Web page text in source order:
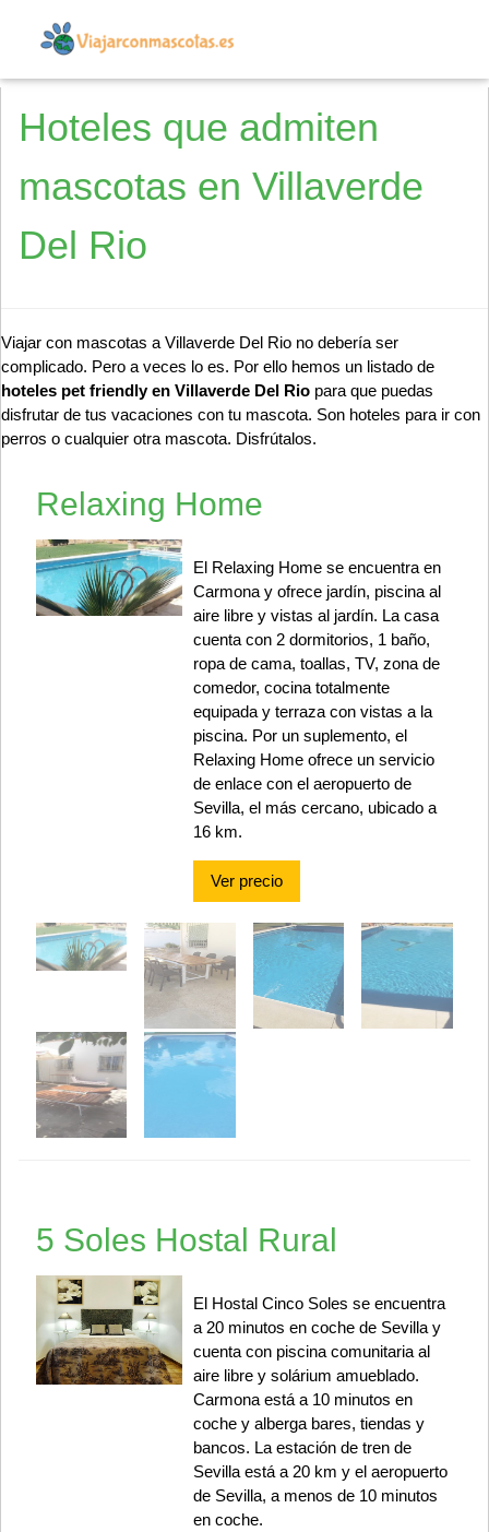
Hoteles que admiten
mascotas en Villaverde
Del Rio
Viajar con mascotas a Villaverde Del Rio no debería ser
complicado. Pero a veces lo es. Por ello hemos un listado de
hoteles pet friendly en Villaverde Del Rio para que puedas
disfrutar de tus vacaciones con tu mascota. Son hoteles para ir con
perros o cualquier otra mascota. Disfrútalos.
Relaxing Home
El Relaxing Home se encuentra en
Carmona y ofrece jardín, piscina al
aire libre y vistas al jardín. La casa
cuenta con 2 dormitorios, 1 baño,
ropa de cama, toallas, TV, zona de
comedor, cocina totalmente
equipada y terraza con vistas a la
piscina. Por un suplemento, el
Relaxing Home ofrece un servicio
de enlace con el aeropuerto de
Sevilla, el más cercano, ubicado a
16 km.
Ver precio
5 Soles Hostal Rural
El Hostal Cinco Soles se encuentra
a 20 minutos en coche de Sevilla y
cuenta con piscina comunitaria al
aire libre y solárium amueblado.
Carmona está a 10 minutos en
coche y alberga bares, tiendas y
bancos. La estación de tren de
Sevilla está a 20 km y el aeropuerto
de Sevilla, a menos de 10 minutos
en coche.